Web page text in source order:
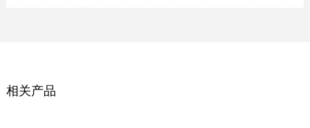
相关产品